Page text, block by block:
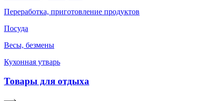
Переработка, приготовление продуктов
Посуда
Весы, безмены
Кухонная утварь
Товары для отдыха